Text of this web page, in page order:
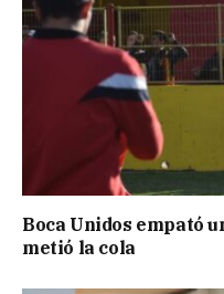
Boca Unidos empató
metió la cola